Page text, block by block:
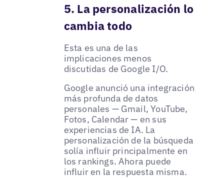
5. La personalización lo
cambia todo
Esta es una de las
implicaciones menos
discutidas de Google I/O.
Google anunció una integración
más profunda de datos
personales — Gmail, YouTube,
Fotos, Calendar — en sus
experiencias de IA. La
personalización de la búsqueda
solía influir principalmente en
los rankings. Ahora puede
influir en la respuesta misma.